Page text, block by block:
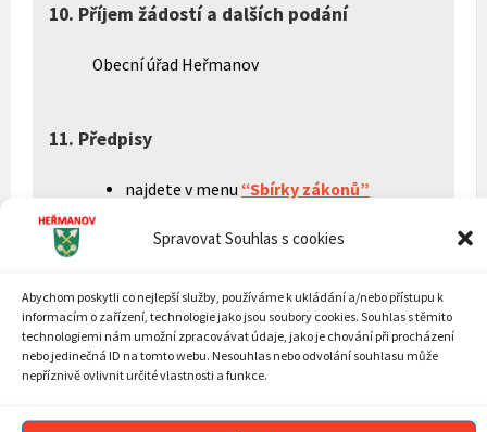
Spravovat Souhlas s cookies
Abychom poskytli co nejlepší služby, používáme k ukládání a/nebo přístupu k
informacím o zařízení, technologie jako jsou soubory cookies. Souhlas s těmito
technologiemi nám umožní zpracovávat údaje, jako je chování při procházení
nebo jedinečná ID na tomto webu. Nesouhlas nebo odvolání souhlasu může
nepříznivě ovlivnit určité vlastnosti a funkce.
10. Příjem žádostí a dalších podání
Obecní úřad Heřmanov
11. Předpisy
najdete v menu “Sbírky zákonů”
12. Sazebník úhrad za poskytování
informací
Zde si zobrazíte sazebník úhrad